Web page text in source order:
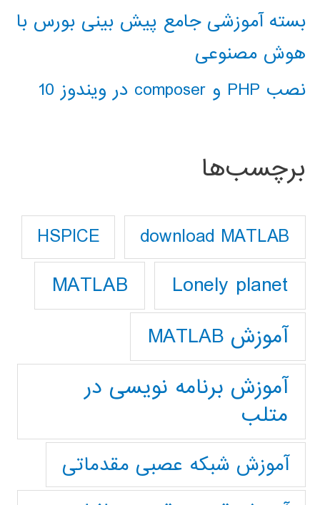
بسته آموزشی جامع پیش بینی بورس با
هوش مصنوعی
نصب PHP و composer در ویندوز 10
برچسب‌ها
download MATLAB
HSPICE
Lonely planet
MATLAB
آموزش MATLAB
آموزش برنامه نویسی در
متلب
آموزش شبکه عصبی مقدماتی